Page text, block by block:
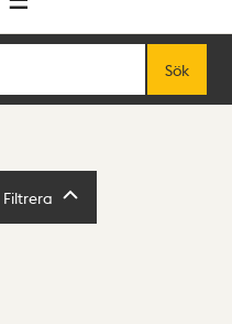
Sök
Filtrera